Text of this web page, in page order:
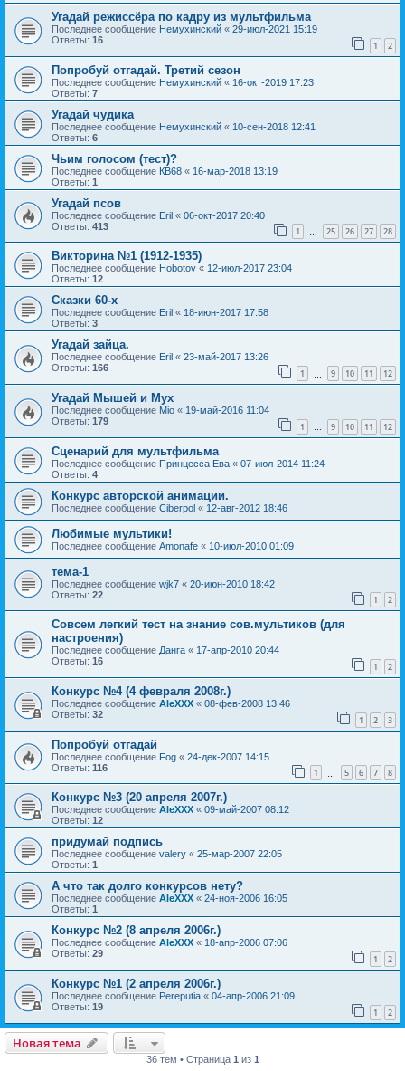
Угадай режиссёра по кадру из мультфильма
Последнее сообщение Немухинский « 29-июл-2021 15:19
Ответы: 16 1 2
Попробуй отгадай. Третий сезон
Последнее сообщение Немухинский « 16-окт-2019 17:23
Ответы: 7
Угадай чудика
Последнее сообщение Немухинский « 10-сен-2018 12:41
Ответы: 6
Чьим голосом (тест)?
Последнее сообщение КВ68 « 16-мар-2018 13:19
Ответы: 1
Угадай псов
Последнее сообщение Eril « 06-окт-2017 20:40
Ответы: 413 1 25 26 27 28
Викторина №1 (1912-1935)
Последнее сообщение Hobotov « 12-июл-2017 23:04
Ответы: 12
Сказки 60-х
Последнее сообщение Eril « 18-июн-2017 17:58
Ответы: 3
Угадай зайца.
Последнее сообщение Eril « 23-май-2017 13:26
Ответы: 166 1 9 10 11 12
Угадай Мышей и Мух
Последнее сообщение Mio « 19-май-2016 11:04
Ответы: 179 1 … 9 10 11 12
Сценарий для мультфильма
Последнее сообщение Принцесса Ева « 07-июл-2014 11:24
Ответы: 4
Конкурс авторской анимации.
Последнее сообщение Ciberpol « 12-авг-2012 18:46
Любимые мультики!
Последнее сообщение Amonafe « 10-июл-2010 01:09
тема-1
Последнее сообщение wjk7 « 20-июн-2010 18:42
Ответы: 22 1 2
Совсем легкий тест на знание сов.мультиков (для
настроения)
Последнее сообщение Данга « 17-апр-2010 20:44
Ответы: 16 1 2
Конкурс №4 (4 февраля 2008г.)
Последнее сообщение AleXXX « 08-фев-2008 13:46
Ответы: 32 1 2 3
Попробуй отгадай
Последнее сообщение Fog « 24-дек-2007 14:15
Ответы: 116 1 5 6 7 8
Конкурс №3 (20 апреля 2007г.)
Последнее сообщение AleXXX « 09-май-2007 08:12
Ответы: 12
придумай подпись
Последнее сообщение valery « 25-мар-2007 22:05
Ответы: 1
А что так долго конкурсов нету?
Последнее сообщение AleXXX « 24-ноя-2006 16:05
Ответы: 1
Конкурс №2 (8 апреля 2006г.)
Последнее сообщение AleXXX « 18-апр-2006 07:06
Ответы: 29 1 2
Конкурс №1 (2 апреля 2006г.)
Последнее сообщение Pereputia « 04-апр-2006 21:09
Ответы: 19 1 2
Новая тема
36 тем • Страница 1 из 1